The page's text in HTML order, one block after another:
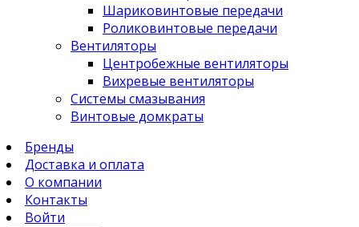
Шариковинтовые передачи
Роликовинтовые передачи
Вентиляторы
Центробежные вентиляторы
Вихревые вентиляторы
Системы смазывания
Винтовые домкраты
Бренды
Доставка и оплата
О компании
Контакты
Войти